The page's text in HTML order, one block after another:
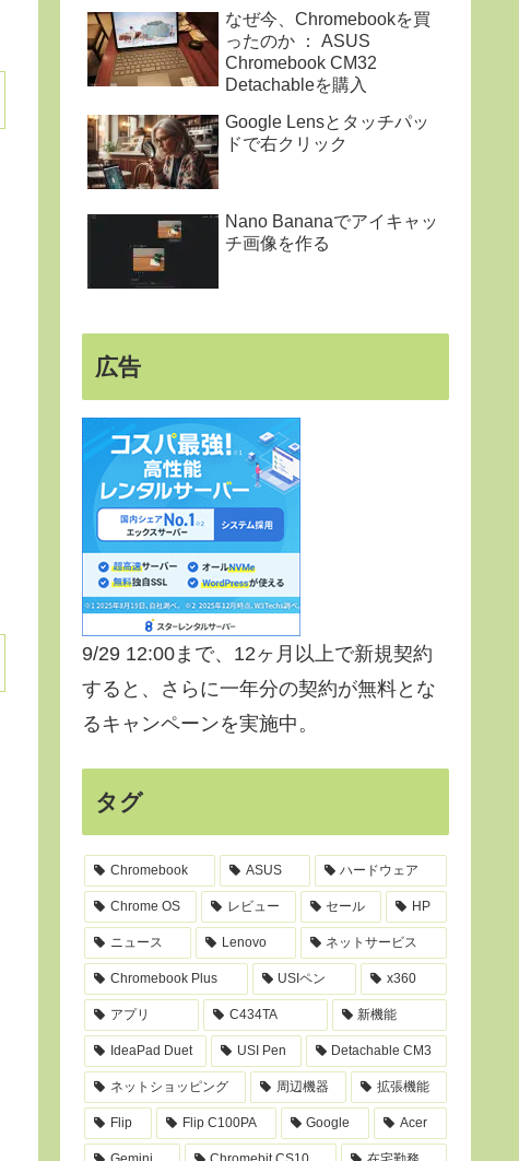
なぜ今、Chromebookを買
ったのか ： ASUS
Chromebook CM32
Detachableを購入
Google Lensとタッチパッ
ドで右クリック
Nano Bananaでアイキャッ
チ画像を作る
広告
9/29 12:00まで、12ヶ月以上で新規契約
すると、さらに一年分の契約が無料とな
るキャンペーンを実施中。
タグ
Chromebook ASUS ハードウェア
Chrome OS レビュー セール HP
ニュース Lenovo ネットサービス
Chromebook Plus USIペン x360
アプリ C434TA 新機能
IdeaPad Duet USI Pen Detachable CM3
ネットショッピング 周辺機器 拡張機能
Flip Flip C100PA Google Acer